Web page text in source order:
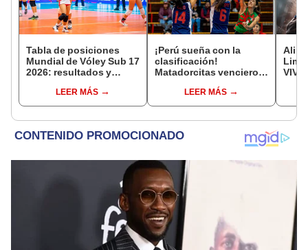
Tabla de posiciones
Mundial de Vóley Sub 17
2026: resultados y
de gruposLEER MÁS
¡Perú sueña con la
clasificación!
Matadorcitas vencieron
Mundial de Vóley Sub 17
LEER MÁS
Lima
2026